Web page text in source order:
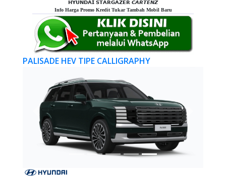
𝗛𝗬𝗨𝗡𝗗𝗔𝗜 𝗦𝗧𝗔𝗥𝗚𝗔𝗭𝗘𝗥 𝘾𝘼𝙍𝙏𝙀𝙉𝙕
Info Harga Promo Kredit Tukar Tambah Mobil Baru
PALISADE HEV TIPE CALLIGRAPHY
Previous